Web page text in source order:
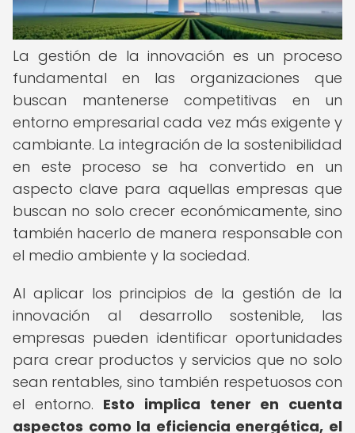
La gestión de la innovación es un proceso
fundamental en las organizaciones que
buscan mantenerse competitivas en un
entorno empresarial cada vez más exigente y
cambiante. La integración de la sostenibilidad
en este proceso se ha convertido en un
aspecto clave para aquellas empresas que
buscan no solo crecer económicamente, sino
también hacerlo de manera responsable con
el medio ambiente y la sociedad.
Al aplicar los principios de la gestión de la
innovación al desarrollo sostenible, las
empresas pueden identificar oportunidades
para crear productos y servicios que no solo
sean rentables, sino también respetuosos con
el entorno. Esto implica tener en cuenta
aspectos como la eficiencia energética, el